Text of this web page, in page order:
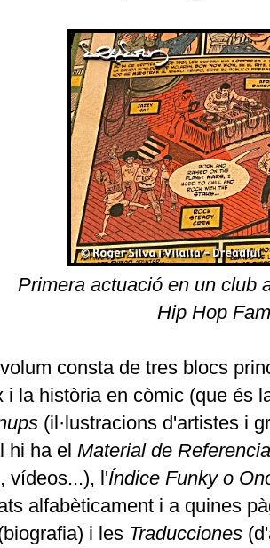
Primera actuació en un club
Hip Hop
consta de tres blocs
i la història en còmic (que és
(il·lustracions d'artistes i
hi ha el Material de Referencia
vídeos...), l'Índice Funky o
alfabèticament i a quines
i les Traducciones